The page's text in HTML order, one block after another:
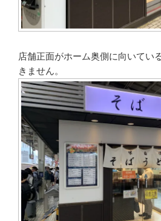
店舗正面がホーム奥側に向いてい
きません。